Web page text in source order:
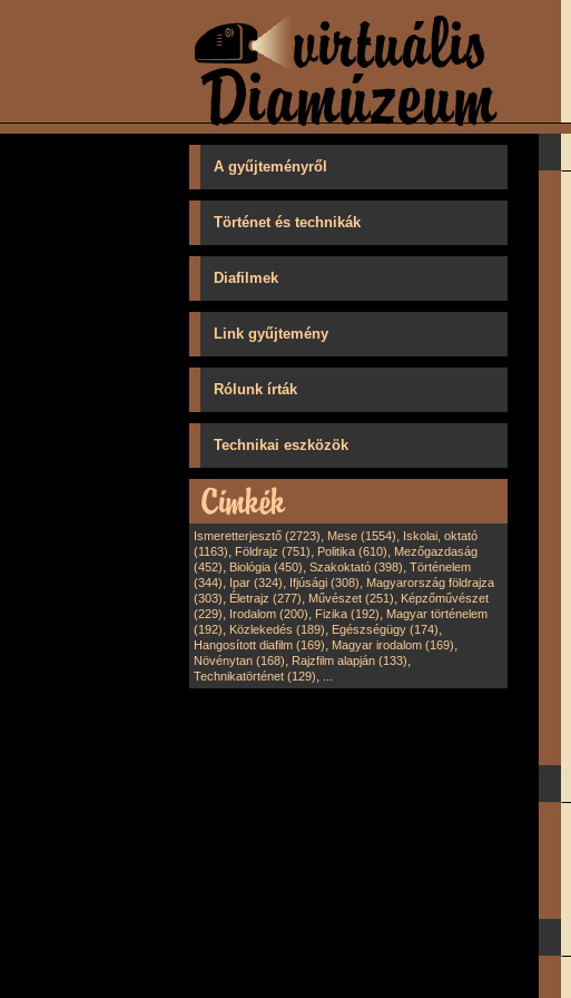
A gyűjteményről
Történet és technikák
Diafilmek
Link gyűjtemény
Rólunk írták
Technikai eszközök
Ismeretterjesztő (2723), Mese (1554), Iskolai, oktató
(1163), Földrajz (751), Politika (610), Mezőgazdaság
(452), Biológia (450), Szakoktató (398), Történelem
(344), Ipar (324), Ifjúsági (308), Magyarország földrajza
(303), Életrajz (277), Művészet (251), Képzőművészet
(229), Irodalom (200), Fizika (192), Magyar történelem
(192), Közlekedés (189), Egészségügy (174),
Hangosított diafilm (169), Magyar irodalom (169),
Növénytan (168), Rajzfilm alapján (133),
Technikatörténet (129),